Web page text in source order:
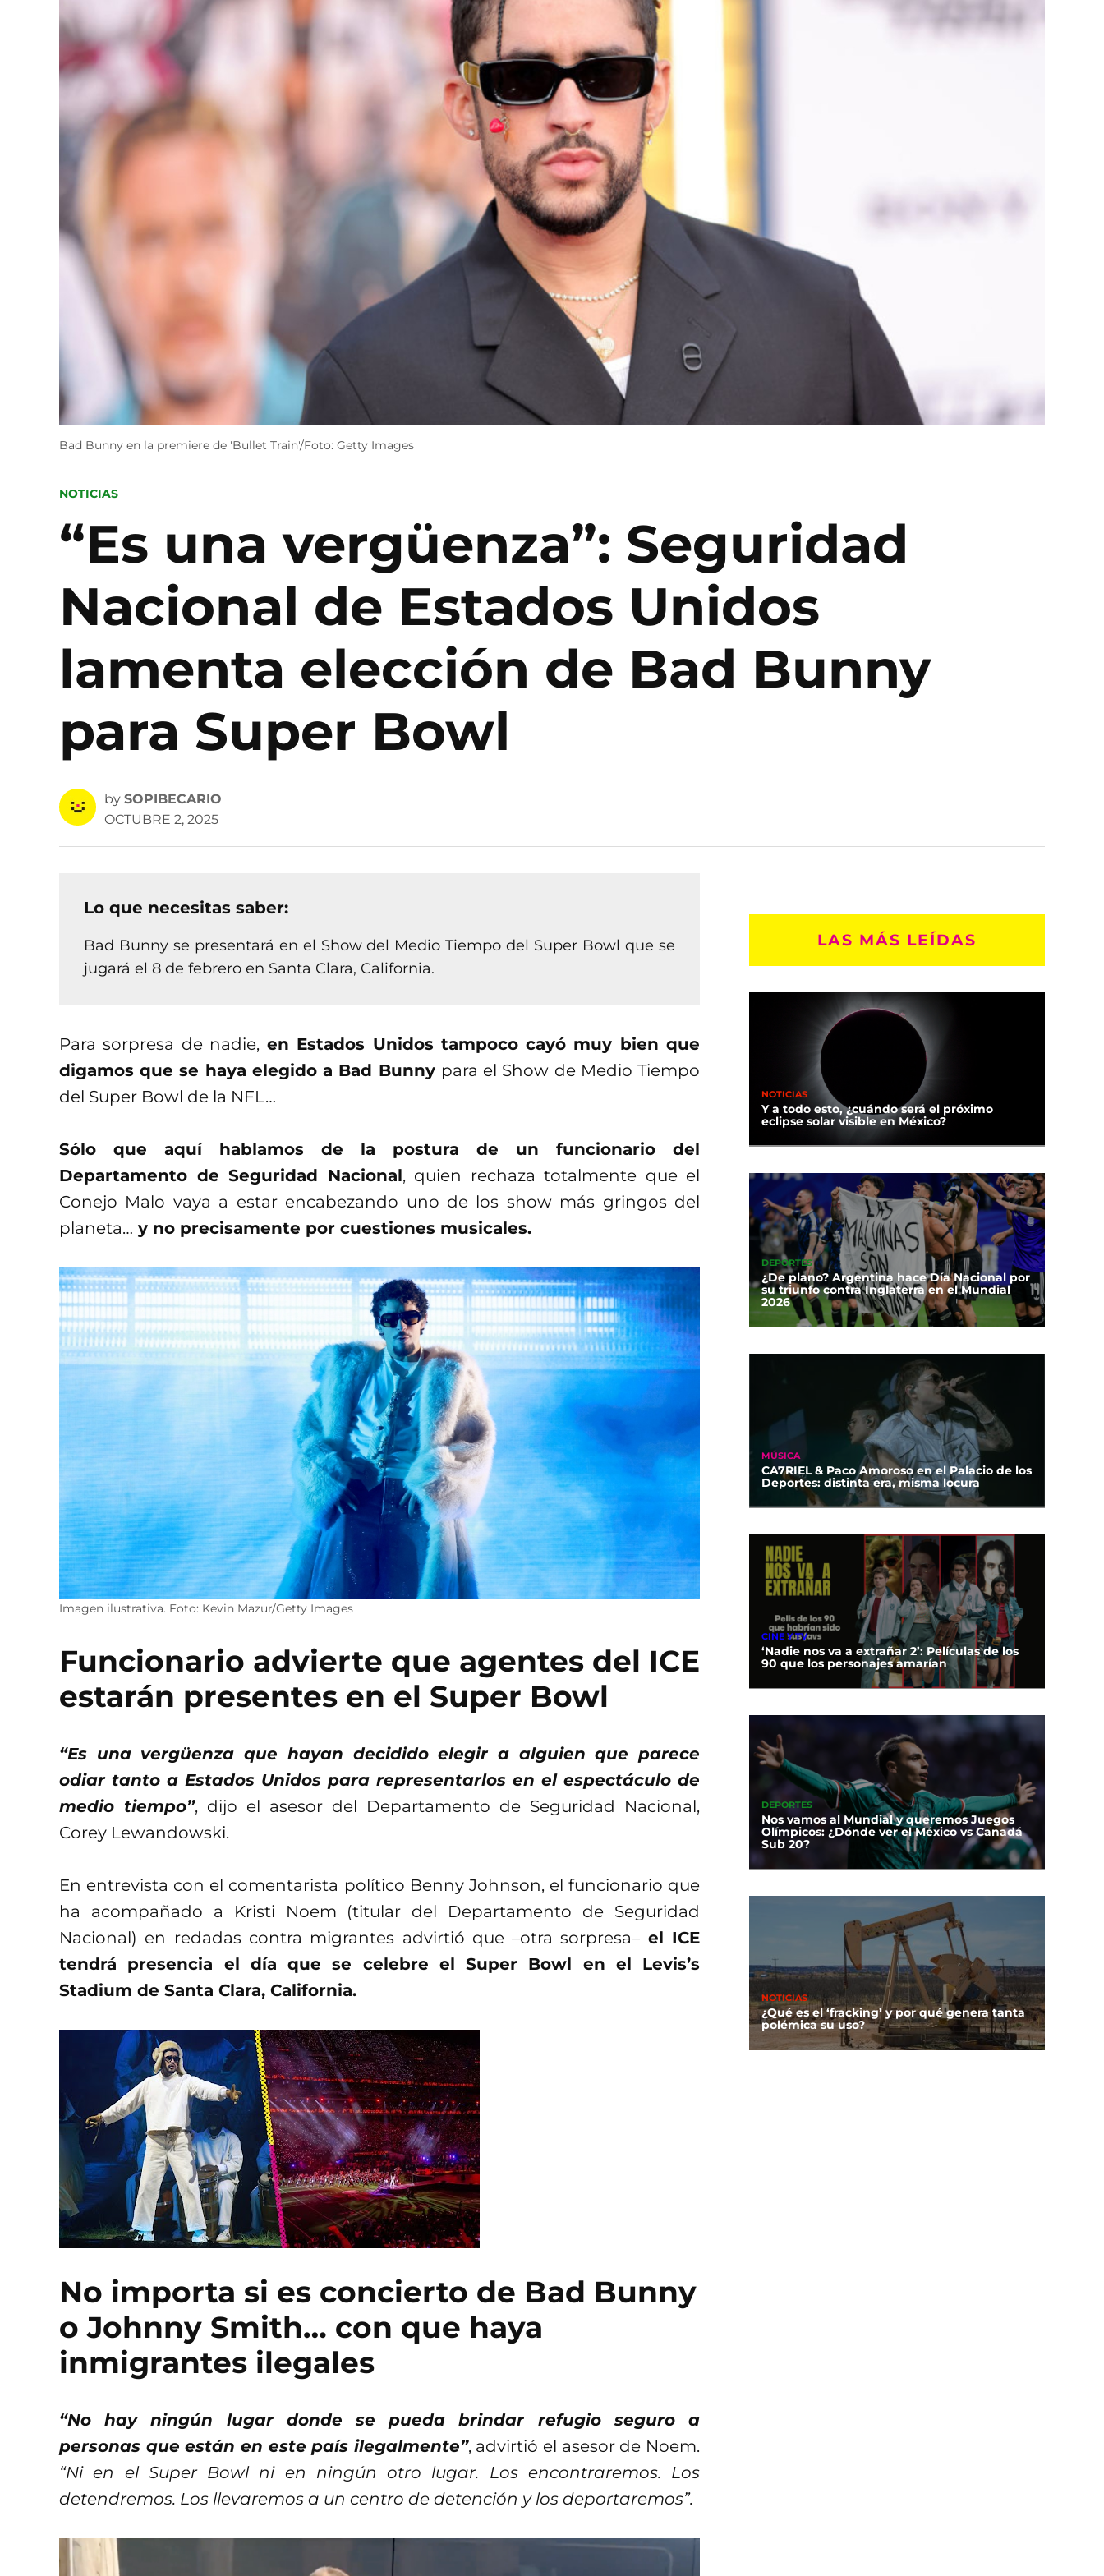
Bad Bunny en la premiere de 'Bullet Train'/Foto: Getty Images
POSTED
NOTICIAS
“Es una vergüenza”: Seguridad
Nacional de Estados Unidos
lamenta elección de Bad Bunny
para Super Bowl
by SOPIBECARIO
OCTUBRE 2, 2025
Lo que necesitas saber:
Bad Bunny se presentará en el Show del Medio Tiempo del Super Bowl que se
jugará el 8 de febrero en Santa Clara, California.
Para sorpresa de nadie, en Estados Unidos tampoco cayó muy bien que
digamos que se haya elegido a Bad Bunny para el Show de Medio Tiempo
del Super Bowl de la NFL…
Sólo que aquí hablamos de la postura de un funcionario del
Departamento de Seguridad Nacional, quien rechaza totalmente que el
Conejo Malo vaya a estar encabezando uno de los show más gringos del
planeta… y no precisamente por cuestiones musicales.
Imagen ilustrativa. Foto: Kevin Mazur/Getty Images
Funcionario advierte que agentes del ICE
estarán presentes en el Super Bowl
“Es una vergüenza que hayan decidido elegir a alguien que parece
odiar tanto a Estados Unidos para representarlos en el espectáculo de
medio tiempo”, dijo el asesor del Departamento de Seguridad Nacional,
Corey Lewandowski.
En entrevista con el comentarista político Benny Johnson, el funcionario que
ha acompañado a Kristi Noem (titular del Departamento de Seguridad
Nacional) en redadas contra migrantes advirtió que –otra sorpresa– el ICE
tendrá presencia el día que se celebre el Super Bowl en el Levis’s
Stadium de Santa Clara, California.
No importa si es concierto de Bad Bunny
o Johnny Smith… con que haya
inmigrantes ilegales
“No hay ningún lugar donde se pueda brindar refugio seguro a
personas que están en este país ilegalmente”, advirtió el asesor de Noem.
“Ni en el Super Bowl ni en ningún otro lugar. Los encontraremos. Los
detendremos. Los llevaremos a un centro de detención y los deportaremos”.
LAS MÁS LEÍDAS
NOTICIAS
Y a todo esto, ¿cuándo será el próximo
eclipse solar visible en México?
DEPORTES
¿De plano? Argentina hace Día Nacional por
su triunfo contra Inglaterra en el Mundial
2026
MÚSICA
CA7RIEL & Paco Amoroso en el Palacio de los
Deportes: distinta era, misma locura
CINE Y TV
‘Nadie nos va a extrañar 2’: Películas de los
90 que los personajes amarían
DEPORTES
Nos vamos al Mundial y queremos Juegos
Olímpicos: ¿Dónde ver el México vs Canadá
Sub 20?
NOTICIAS
¿Qué es el ‘fracking’ y por qué genera tanta
polémica su uso?